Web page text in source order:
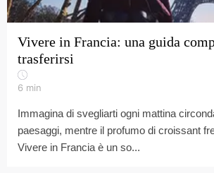
Vivere in Francia: una guida
trasferirsi
6 min
Immagina di svegliarti ogni mattina
paesaggi, mentre il profumo di croissant
Vivere in Francia è un so...